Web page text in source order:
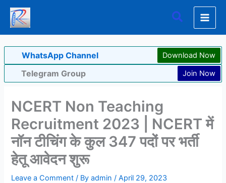
Skip
content
Search
WhatsApp Channel Download Now
Telegram Group Join Now
NCERT Non Teaching
Recruitment 2023 | NCERT में
नॉन टीचिंग के कुल 347 पदों पर भर्ती
हेतू आवेदन शुरू
Leave a Comment / Byadmin/April 29, 2023